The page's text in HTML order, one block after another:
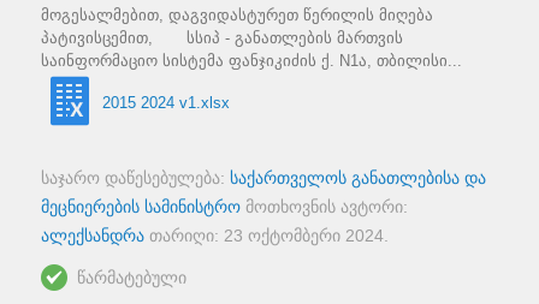
მოგესალმებით, დაგვიდასტურეთ წერილის მიღება
პატივისცემით, სსიპ - განათლების მართვის
საინფორმაციო სისტემა ფანჯიკიძის ქ. N1ა, თბილისი...
2015 2024 v1.xlsx
საჯარო დაწესებულება: საქართველოს განათლებისა და
მეცნიერების სამინისტრო მოთხოვნის ავტორი:
ალექსანდრა თარიღი: 23 ოქტომბერი 2024
წარმატებული